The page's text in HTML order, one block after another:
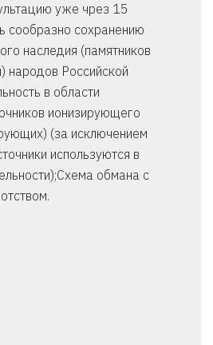
уже чрез 15
сообразно сохранению
наследия (памятников
народов Российской
в области
ионизирующего
(за исключением
используются в
обмана с